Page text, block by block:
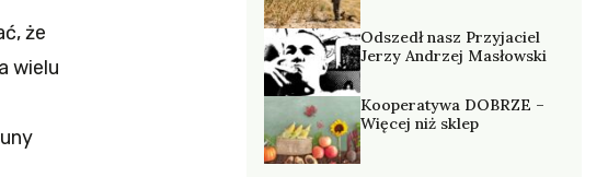
że
wielu
Odszedł nasz Przyjaciel
Jerzy Andrzej Masłowski
Kooperatywa DOBRZE –
Więcej niż sklep